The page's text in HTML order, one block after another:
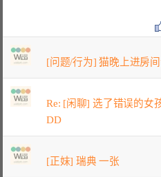
[问题/行为] 猫晚上进房
Re: [闲聊] 选了错误的女
DD
[正妹] 瑞典 一张